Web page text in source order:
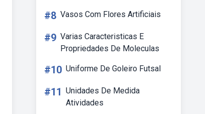
#8 Vasos Com Flores Artificiais
#9 Varias Caracteristicas E
Propriedades De Moleculas
#10 Uniforme De Goleiro Futsal
#11 Unidades De Medida
Atividades